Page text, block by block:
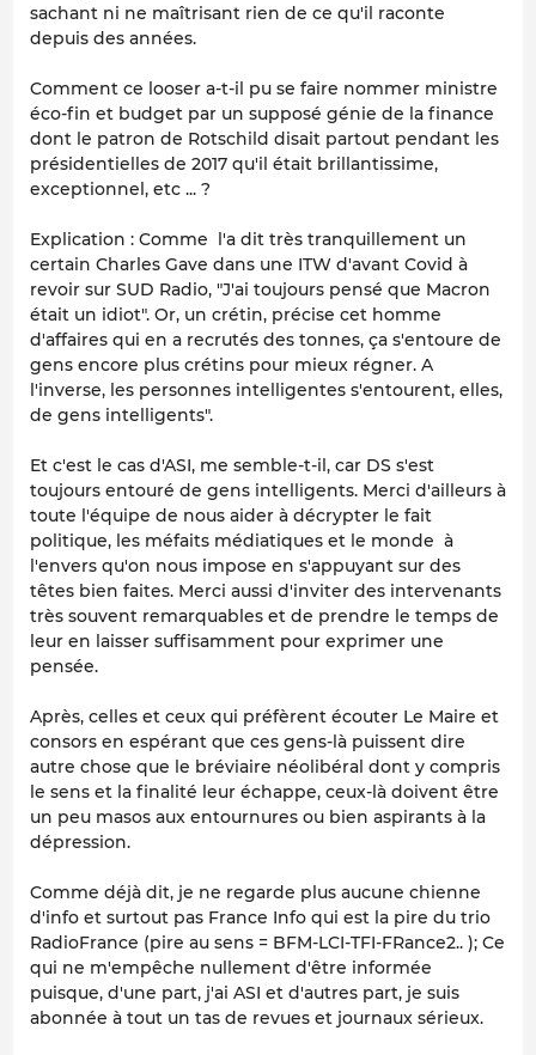
sachant ni ne maîtrisant rien de ce qu'il raconte
depuis des années.
Comment ce looser a-t-il pu se faire nommer ministre
éco-fin et budget par un supposé génie de la finance
dont le patron de Rotschild disait partout pendant les
présidentielles de 2017 qu'il était brillantissime,
exceptionnel, etc ... ?
Explication : Comme l'a dit très tranquillement un
certain Charles Gave dans une ITW d'avant Covid à
revoir sur SUD Radio, "J'ai toujours pensé que Macron
était un idiot". Or, un crétin, précise cet homme
d'affaires qui en a recrutés des tonnes, ça s'entoure de
gens encore plus crétins pour mieux régner. A
l'inverse, les personnes intelligentes s'entourent, elles,
de gens intelligents".
Et c'est le cas d'ASI, me semble-t-il, car DS s'est
toujours entouré de gens intelligents. Merci d'ailleurs à
toute l'équipe de nous aider à décrypter le fait
politique, les méfaits médiatiques et le monde à
l'envers qu'on nous impose en s'appuyant sur des
têtes bien faites. Merci aussi d'inviter des intervenants
très souvent remarquables et de prendre le temps de
leur en laisser suffisamment pour exprimer une
pensée.
Après, celles et ceux qui préfèrent écouter Le Maire et
consors en espérant que ces gens-là puissent dire
autre chose que le bréviaire néolibéral dont y compris
le sens et la finalité leur échappe, ceux-là doivent être
un peu masos aux entournures ou bien aspirants à la
dépression.
Comme déjà dit, je ne regarde plus aucune chienne
d'info et surtout pas France Info qui est la pire du trio
RadioFrance (pire au sens = BFM-LCI-TFI-FRance2.. ); Ce
qui ne m'empêche nullement d'être informée
puisque, d'une part, j'ai ASI et d'autres part, je suis
abonnée à tout un tas de revues et journaux sérieux.